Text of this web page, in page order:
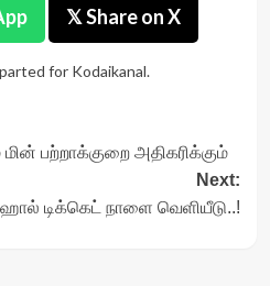
𝕏 Share on X
for Kodaikanal.
பற்றாக்குறை அதிகரிக்கும்
Next:
டிக்கெட் நாளை வெளியீடு..!